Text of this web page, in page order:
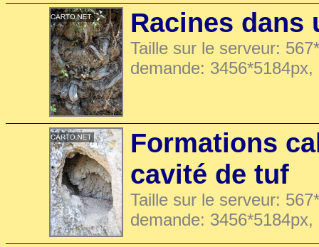
Racines dans
Taille sur le serveur:
demande:
Formations
cavité de tuf
Taille sur le serveur:
demande: